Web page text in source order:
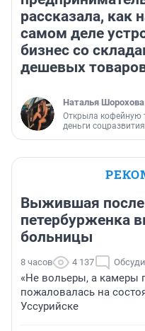
рассказала, как
самом деле
бизнес со
дешевых
Наталья Шорохова
Открыла кофейную
деньги соцразвития
Выжившая после
петербурженка
больницы
8 часов 4 137
«Не вольеры, а камеры
пожаловалась на
Уссурийске